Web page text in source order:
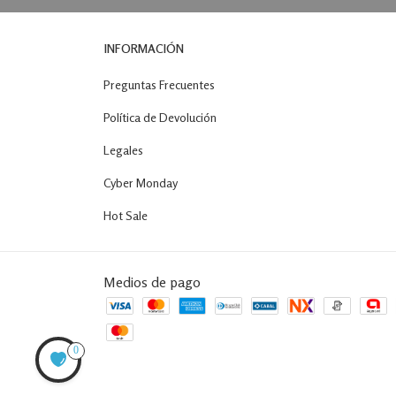
INFORMACIÓN
Preguntas Frecuentes
Política de Devolución
Legales
Cyber Monday
Hot Sale
Medios de pago
0